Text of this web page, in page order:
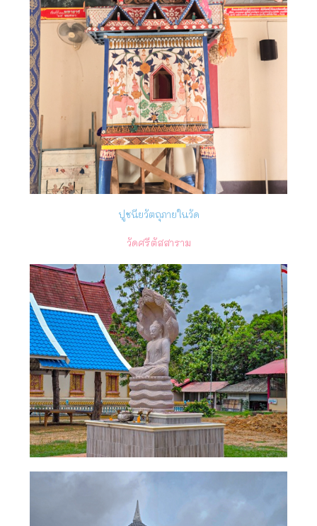
ปูชนียวัตถุภายในวัด
วัดศรีตัสสาราม